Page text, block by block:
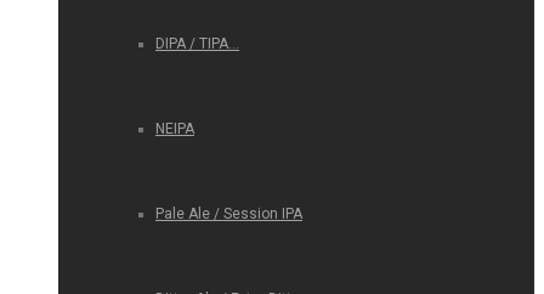
DIPA / TIPA…
NEIPA
Pale Ale / Session IPA